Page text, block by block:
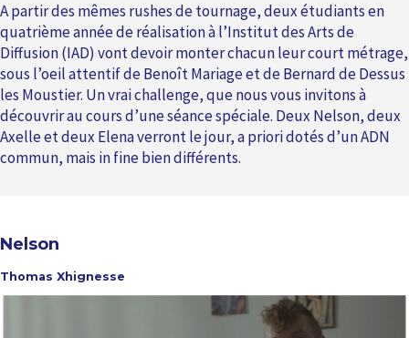
A partir des mêmes rushes de tournage, deux étudiants en
quatrième année de réalisation à l’Institut des Arts de
Diffusion (IAD) vont devoir monter chacun leur court métrage,
sous l’oeil attentif de Benoît Mariage et de Bernard de Dessus
les Moustier. Un vrai challenge, que nous vous invitons à
découvrir au cours d’une séance spéciale. Deux Nelson, deux
Axelle et deux Elena verront le jour, a priori dotés d’un ADN
commun, mais in fine bien différents.
Nelson
Thomas Xhignesse